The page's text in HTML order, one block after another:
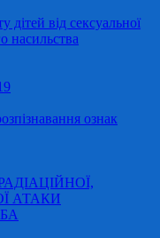
дітей від сексуальної
насильства
ознак
АТАКИ